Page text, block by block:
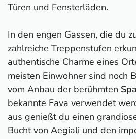
Türen und Fensterläden.
In den engen Gassen, die du
zahlreiche Treppenstufen
authentische Charme eines
meisten Einwohner sind noch
vom Anbau der berühmten
bekannte Fava verwendet
aus genießt du einen
Bucht von Aegiali und den